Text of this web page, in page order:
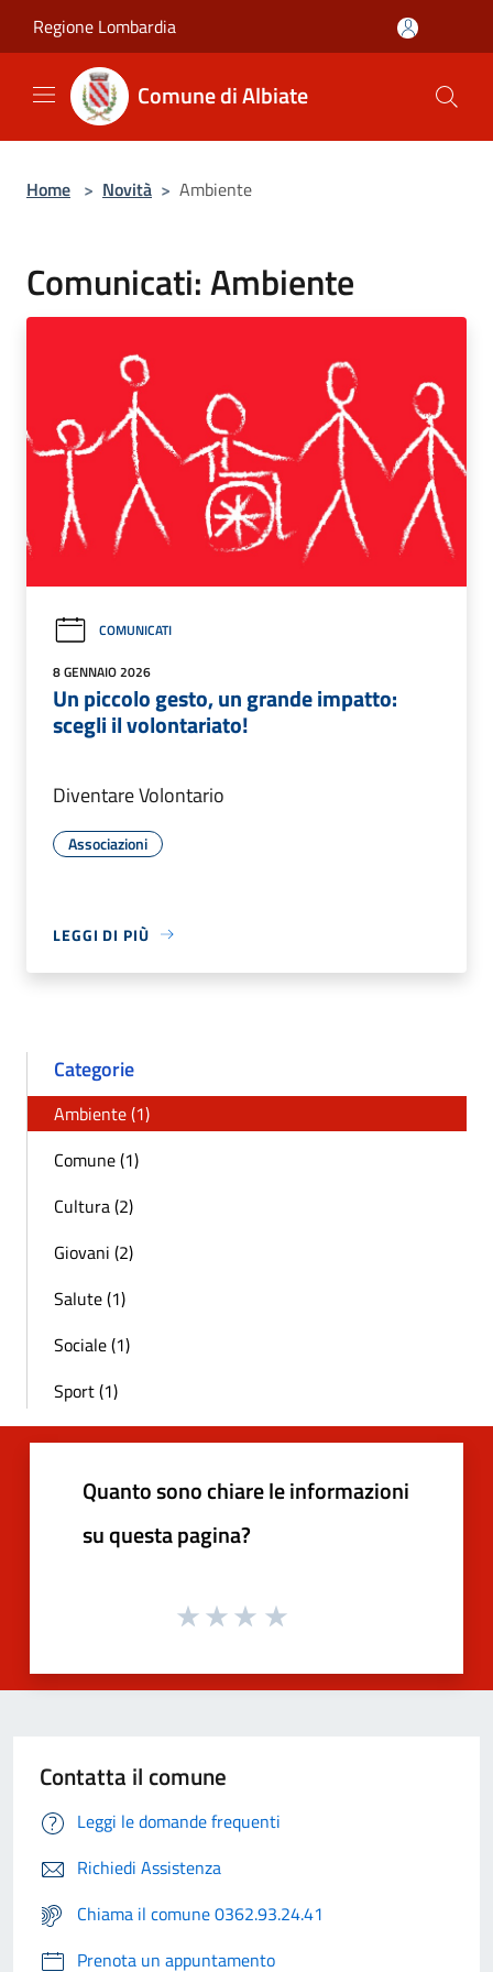
Regione Lombardia
Comune di Albiate
Home > Novità > Ambiente
Comunicati: Ambiente
COMUNICATI
8 GENNAIO 2026
Un piccolo gesto, un grande impatto:
scegli il volontariato!
Diventare Volontario
Associazioni
LEGGI DI PIÙ
Categorie
Ambiente (1)
Comune (1)
Cultura (2)
Giovani (2)
Salute (1)
Sociale (1)
Sport (1)
Quanto sono chiare le informazioni
su questa pagina?
Contatta il comune
Leggi le domande frequenti
Richiedi Assistenza
Chiama il comune 0362.93.24.41
Prenota un appuntamento